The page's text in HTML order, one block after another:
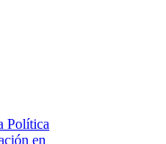
Política
en